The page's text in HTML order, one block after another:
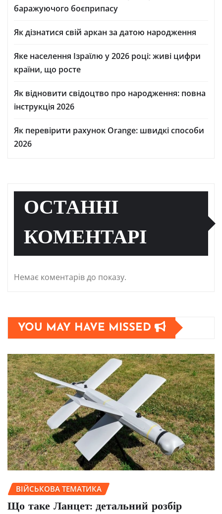
баражуючого боєприпасу
Як дізнатися свій аркан за датою народження
Яке населення Ізраїлю у 2026 році: живі цифри
країни, що росте
Як відновити свідоцтво про народження: повна
інструкція 2026
Як перевірити рахунок Orange: швидкі способи
2026
ОСТАННІ
КОМЕНТАРІ
Немає коментарів до показу.
YOU MAY HAVE MISSED
ВІЙСЬКОВА ТЕМАТИКА
Що таке Ланцет: детальний розбір